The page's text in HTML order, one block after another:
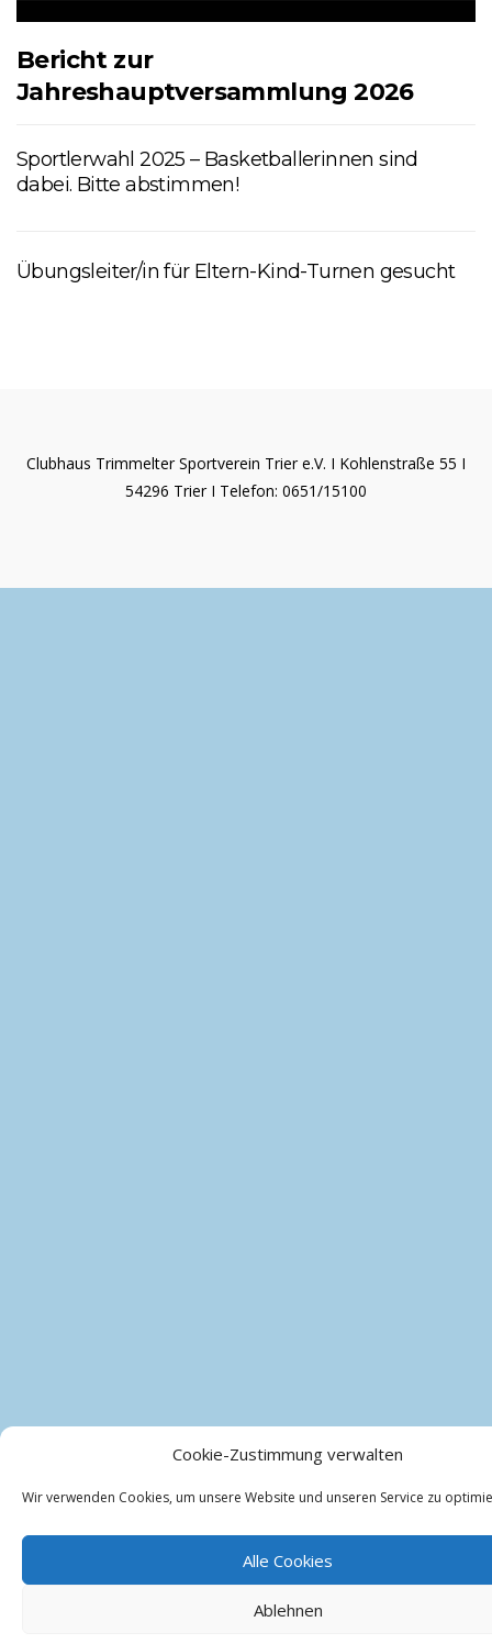
Cookie-Zustimmung verwalten
Wir verwenden Cookies, um unsere Website und unseren Service zu
Alle Cookies
Ablehnen
Bericht zur
Jahreshauptversammlung 2026
Sportlerwahl 2025 – Basketballerinnen sind
dabei. Bitte abstimmen!
Übungsleiter/in für Eltern-Kind-Turnen gesucht
Clubhaus Trimmelter Sportverein Trier e.V. I Kohlenstraße 55 I
54296 Trier I Telefon: 0651/15100